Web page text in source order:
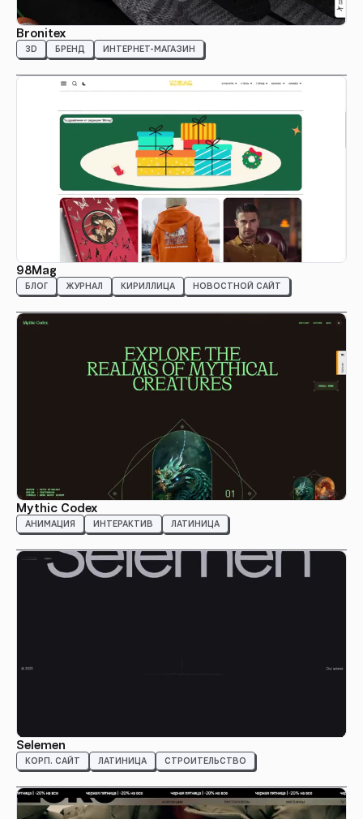
Bronitex
3D БРЕНД ИНТЕРНЕТ-МАГАЗИН
98Mag
БЛОГ ЖУРНАЛ КИРИЛЛИЦА НОВОСТНОЙ САЙТ
Mythic Codex
АНИМАЦИЯ ИНТЕРАКТИВ ЛАТИНИЦА
Selemen
КОРП. САЙТ ЛАТИНИЦА СТРОИТЕЛЬСТВО